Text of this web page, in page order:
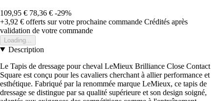
109,95 € 78,36 € -29%
+3,92 € offerts sur votre prochaine commande Crédités après
validation de votre commande
Loading...
Description
Le Tapis de dressage pour cheval LeMieux Brilliance Close Contact
Square est conçu pour les cavaliers cherchant à allier performance et
esthétique. Fabriqué par la renommée marque LeMieux, ce tapis de
dressage se distingue par sa qualité supérieure et son design soigné,